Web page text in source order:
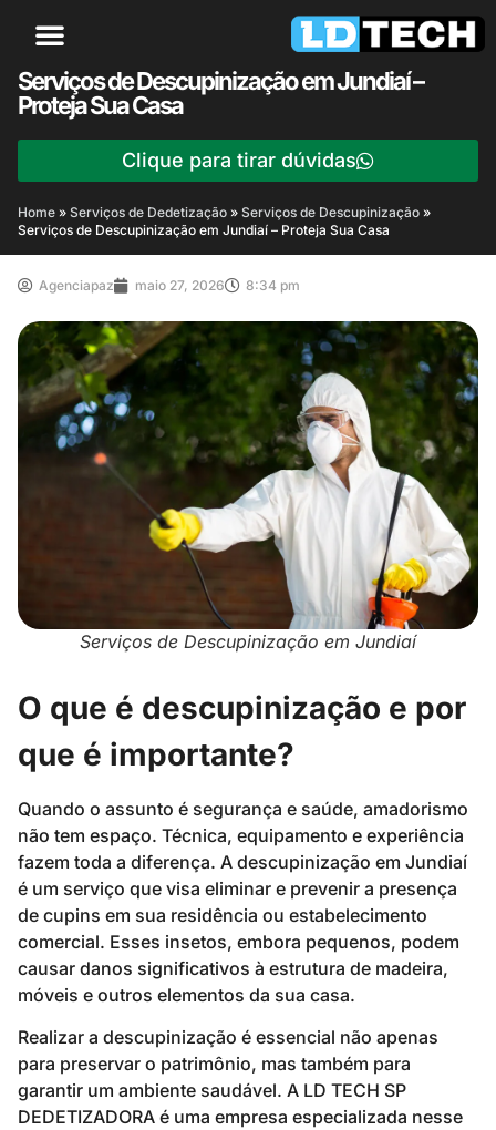
Serviços de Descupinização em Jundiaí –
Proteja Sua Casa
Clique para tirar dúvidas
Home » Serviços de Dedetização » Serviços de Descupinização »
Serviços de Descupinização em Jundiaí – Proteja Sua Casa
Agenciapaz maio 27, 2026 8:34 pm
Serviços de Descupinização em Jundiaí
O que é descupinização e por
que é importante?
Quando o assunto é segurança e saúde, amadorismo
não tem espaço. Técnica, equipamento e experiência
fazem toda a diferença. A descupinização em Jundiaí
é um serviço que visa eliminar e prevenir a presença
de cupins em sua residência ou estabelecimento
comercial. Esses insetos, embora pequenos, podem
causar danos significativos à estrutura de madeira,
móveis e outros elementos da sua casa.
Realizar a descupinização é essencial não apenas
para preservar o patrimônio, mas também para
garantir um ambiente saudável. A LD TECH SP
DEDETIZADORA é uma empresa especializada nesse